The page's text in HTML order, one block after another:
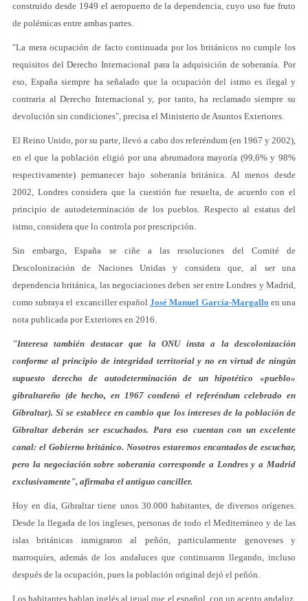
construido desde 1949 el aeropuerto de la dependencia, cuyo uso fue fruto
de polémicas entre ambas partes.
"La mera ocupación de facto continuada por los británicos no cumple los
requisitos del Derecho Internacional para la adquisición de soberanía. Por
eso, España siempre ha señalado que la ocupación del istmo es ilegal y
contraria al Derecho Internacional y, por tanto, ha reclamado siempre su
devolución sin condiciones", precisa el Ministerio de Asuntos Exteriores.
El Reino Unido, por su parte, llevó a cabo dos referéndum (en 1967 y 2002),
en el que la población eligió por una abrumadora mayoría (99,6% y 98%
respectivamente) permanecer bajo soberanía británica. Al menos desde
2002, Londres considera que la cuestión fue resuelta, de acuerdo con el
principio de autodeterminación de los pueblos. Respecto al estatus del
istmo, considera que lo controla por prescripción.
Sin embargo, España se ciñe a las resoluciones del Comité de
Descolonización de Naciones Unidas y considera que, al ser una
dependencia británica, las negociaciones deben ser entre Londres y Madrid,
como subraya el excanciller españolJosé Manuel García-Margallo en una
nota publicada por Exteriores en 2016.
"Interesa también destacar que la ONU insta a la descolonización
conforme al principio de integridad territorial y no en virtud de ningún
supuesto derecho de autodeterminación de un hipotético «pueblo»
gibraltareño (de hecho, en 1967 condenó el referéndum celebrado en
Gibraltar). Sí se establece en cambio que los intereses de la población de
Gibraltar deberán ser escuchados. Para eso cuentan con un excelente
canal: el Gobierno británico. Nosotros estaremos encantados de escuchar,
pero la negociación sobre soberanía corresponde a Londres y a Madrid
exclusivamente", afirmaba el antiguo canciller.
Hoy en día, Gibraltar tiene unos 30.000 habitantes, de diversos orígenes.
Desde la llegada de los ingleses, personas de todo el Mediterráneo y de las
islas británicas inmigraron al peñón, particularmente genoveses y
marroquíes, además de los andaluces que continuaron llegando, incluso
después de la ocupación, pues la población original dejó el peñón.
Los habitantes hablan inglés al igual que el español, con un acento andaluz.